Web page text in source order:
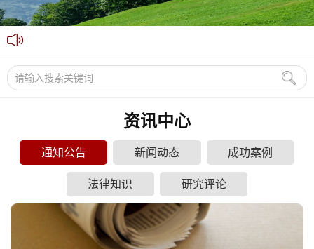
资讯中心
通知公告 新闻动态 成功案例
法律知识 研究评论